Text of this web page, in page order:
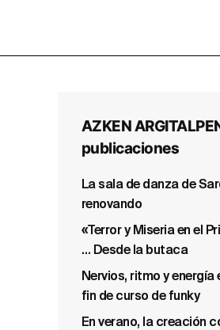
AZKEN
publicaciones
La sala de danza de
renovando
«Terror y Miseria en el
… Desde la butaca
Nervios, ritmo y energía
fin de curso de funky
En verano, la creación